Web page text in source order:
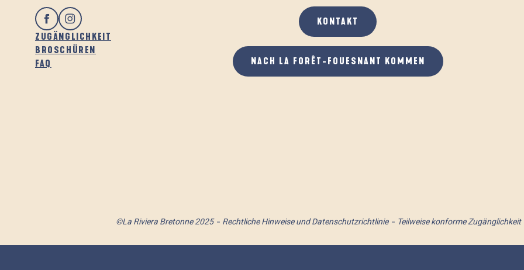
ZUGÄNGLICHKEIT
BROSCHÜREN
FAQ
KONTAKT
NACH LA FORÊT-FOUESNANT KOMMEN
©La Riviera Bretonne 2025 Rechtliche Hinweise und Datenschutzrichtlinie Teilweise konforme Zugänglichkeit